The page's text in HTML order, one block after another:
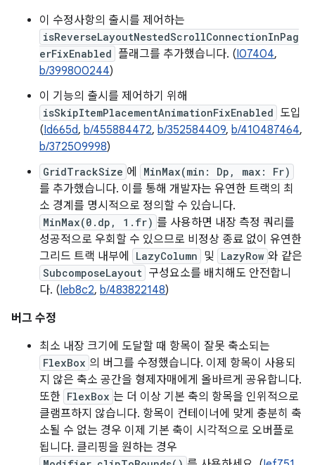
이 수정사항의 출시를 제어하는
isReverseLayoutNestedScrollConnectionInPag
erFixEnabled 플래그를 추가했습니다. (I07404,
b/399800244)
이 기능의 출시를 제어하기 위해
isSkipItemPlacementAnimationFixEnabled 도입
(Id665d, b/455884472, b/352584409, b/410487464,
b/372509998)
GridTrackSize 에 MinMax(min: Dp, max: Fr)
를 추가했습니다. 이를 통해 개발자는 유연한 트랙의 최
소 경계를 명시적으로 정의할 수 있습니다.
MinMax(0.dp, 1.fr) 를 사용하면 내장 측정 쿼리를
성공적으로 우회할 수 있으므로 비정상 종료 없이 유연한
그리드 트랙 내부에
LazyColumn 및 LazyRow 와 같은
SubcomposeLayout 구성요소를 배치해도 안전합니
다. (Ieb8c2, b/483822148)
버그 수정
최소 내장 크기에 도달할 때 항목이 잘못 축소되는
FlexBox 의 버그를 수정했습니다. 이제 항목이 사용되
지 않은 축소 공간을 형제자매에게 올바르게 공유합니다.
또한 FlexBox 는 더 이상 기본 축의 항목을 인위적으로
클램프하지 않습니다. 항목이 컨테이너에 맞게 충분히 축
소될 수 없는 경우 이제 기본 축이 시각적으로 오버플로
됩니다. 클리핑을 원하는 경우